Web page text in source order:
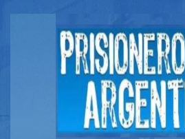
Buscador
Documentos